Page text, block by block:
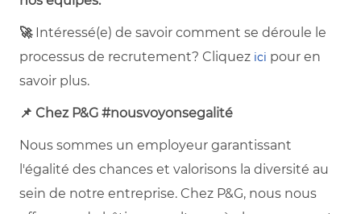
🚀Intéressé(e) de savoir comment se déroule le
processus de recrutement? Cliquez ici pour en
savoir plus.
📌 Chez P&G #nousvoyonsegalité
Nous sommes un employeur garantissant
l'égalité des chances et valorisons la diversité au
sein de notre entreprise. Chez P&G, nous nous